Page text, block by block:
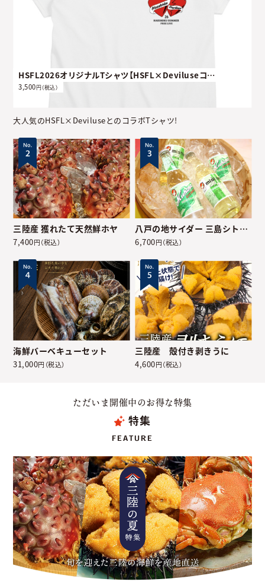
HSFL2026オリジナルTシャツ【HSFL×Deviluseコラボデザイン】
3,500円（税込）
大人気のHSFL×DeviluseとのコラボTシャツ!
三陸産 獲れたて天然鮮ホヤ
7,400円（税込）
八戸の地サイダー 三島シトロン・バナナサイダー
6,700円（税込）
海鮮バーベキューセット
31,000円（税込）
三陸産 殻付き剥きうに
4,600円（税込）
ただいま開催中のお得な特集
特集
FEATURE